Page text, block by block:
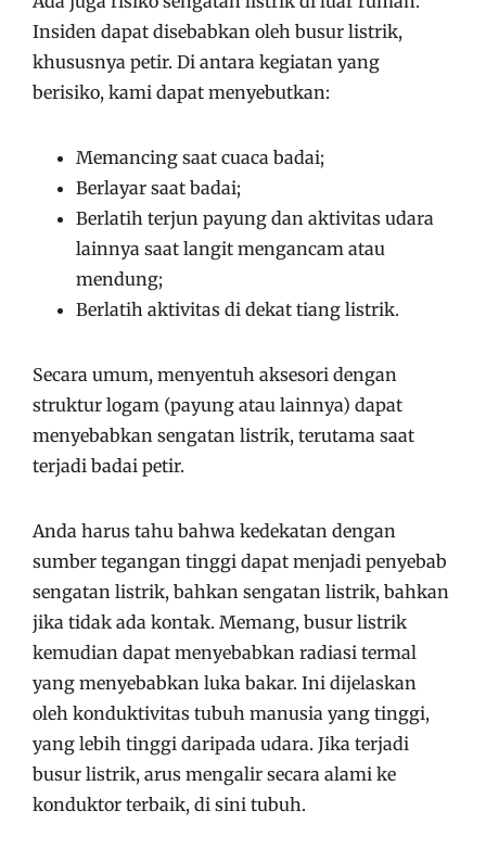
Insiden dapat disebabkan oleh busur listrik,
khususnya petir. Di antara kegiatan yang
berisiko, kami dapat menyebutkan:
Memancing saat cuaca badai;
Berlayar saat badai;
Berlatih terjun payung dan aktivitas udara
lainnya saat langit mengancam atau
mendung;
Berlatih aktivitas di dekat tiang listrik.
Secara umum, menyentuh aksesori dengan
struktur logam (payung atau lainnya) dapat
menyebabkan sengatan listrik, terutama saat
terjadi badai petir.
Anda harus tahu bahwa kedekatan dengan
sumber tegangan tinggi dapat menjadi penyebab
sengatan listrik, bahkan sengatan listrik, bahkan
jika tidak ada kontak. Memang, busur listrik
kemudian dapat menyebabkan radiasi termal
yang menyebabkan luka bakar. Ini dijelaskan
oleh konduktivitas tubuh manusia yang tinggi,
yang lebih tinggi daripada udara. Jika terjadi
busur listrik, arus mengalir secara alami ke
konduktor terbaik, di sini tubuh.